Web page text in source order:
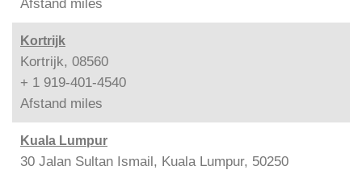
Afstand miles
Kortrijk
Kortrijk, 08560
+ 1 919-401-4540
Afstand miles
Kuala Lumpur
30 Jalan Sultan Ismail, Kuala Lumpur, 50250